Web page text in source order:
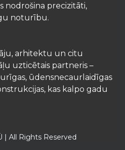
nodrošina precizitāti,
noturību.
arhitektu un citu
uzticētais partneris –
ūdensnecaurlaidīgas
kas kalpo gadu
| All Rights Reserved